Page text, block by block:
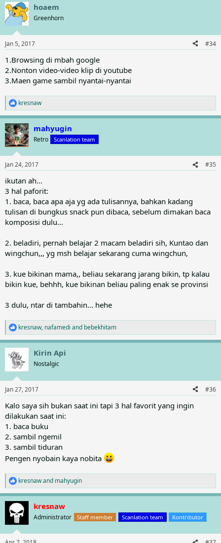
c
t
i
s
hoaem
Greenhorn
Jan 5, 2017 #34
1.Browsing di mbah google
2.Nonton video-video klip di youtube
3.Maen game sambil nyantai-nyantai
R
e
a
c
t
i
s
kresnaw
mahyugin
Retro Scanlation team
Jan 24, 2017 #35
ikutan ah...
3 hal paforit:
1. baca, baca apa aja yg ada tulisannya, bahkan kadang
tulisan di bungkus snack pun dibaca, sebelum dimakan baca
komposisi dulu...
2. beladiri, pernah belajar 2 macam beladiri sih, Kuntao dan
wingchun,,, yg msh belajar sekarang cuma wingchun,
3. kue bikinan mama,, beliau sekarang jarang bikin, tp kalau
bikin kue, behhh, kue bikinan beliau paling enak se provinsi
3 dulu, ntar di tambahin... hehe
R
e
a
c
i
s
:
kresnaw, nafamedi and bebekhitam
Kirin Api
Nostalgic
Jan 27, 2017 #36
Kalo saya sih bukan saat ini tapi 3 hal favorit yang ingin
dilakukan saat ini:
1. baca buku
2. sambil ngemil
3. sambil tiduran
Pengen nyobain kaya nobita
R
e
a
c
t
i
kresnawand mahyugin
kresnaw
Administrator Staff member Scanlation team Kontributor